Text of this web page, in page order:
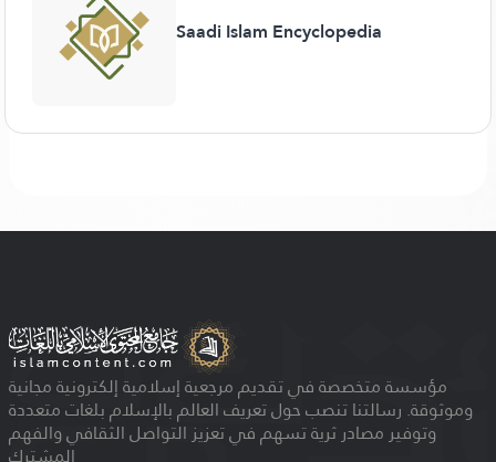
Saadi Islam Encyclopedia
مؤسسة متخصصة في تقديم مرجعية إسلامية إلكترونية مجانية
وموثوقة. رسالتنا تنصب حول تعريف العالم بالإسلام بلغات متعددة
وتوفير مصادر ثرية تسهم في تعزيز التواصل الثقافي والفهم